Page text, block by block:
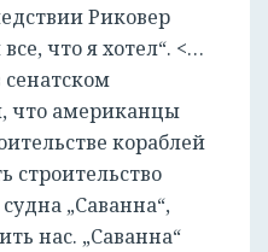
Риковер
что я хотел“. <…
сенатском
что американцы
кораблей
строительство
„Саванна“,
нас. „Саванна“